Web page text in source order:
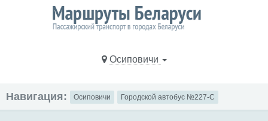
Осиповичи
Навигация: Осиповичи Городской автобус №227-С